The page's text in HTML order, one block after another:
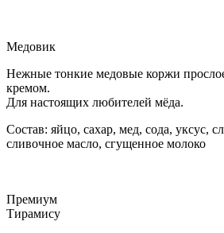
Медовик
Нежные тонкие медовые коржи
кремом.
Для настоящих любителей мёда.
Состав: яйцо, сахар, мед, сода, уксус,
сливочное масло, сгущенное молоко
Премиум
Тирамису